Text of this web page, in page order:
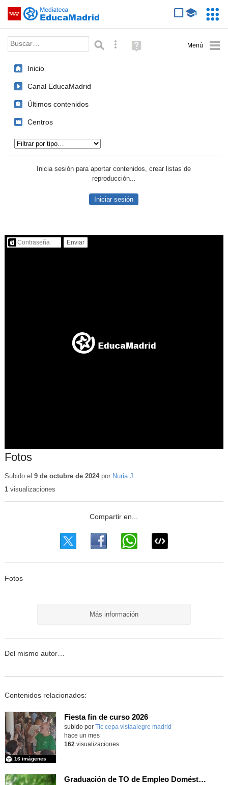
Saltar navegación
Palabra o frase: Búsqueda avanzada
Ayuda
(en
Inicio
Canal EducaMadrid
Últimos contenidos
Centros
Inicia sesión para aportar contenidos, crear listas de
reproducción...
Iniciar sesión
Contenido protegido…
Fotos
Subido el 9 de octubre de 2024por Nuria J.
1visualizaciones
Fotos
Más información
Del mismo autor…
Contenidos relacionados:
Fiesta fin de curso 2026
subido por Tic cepa vistaalegre madrid
16 imágenes
hace un mes
162 visualizaciones
Graduación de TO de Empleo Doméstico